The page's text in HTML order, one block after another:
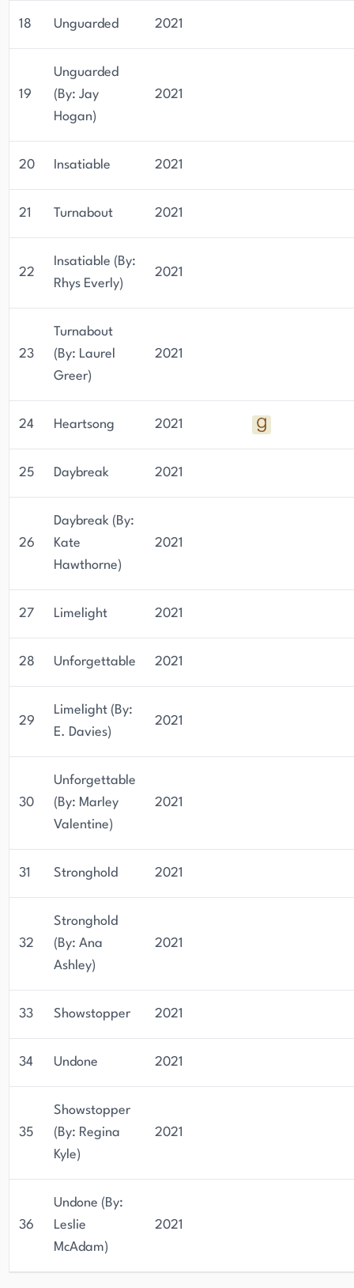
18 Unguarded 2021
19
Unguarded
(By: Jay
Hogan)
2021
20 Insatiable 2021
21 Turnabout 2021
22
Insatiable (By:
Rhys Everly)
2021
23
Turnabout
(By: Laurel
Greer)
2021
24 Heartsong 2021
25 Daybreak 2021
26
Daybreak (By:
Kate
Hawthorne)
2021
27 Limelight 2021
28 Unforgettable 2021
29
Limelight (By:
E. Davies)
2021
30
Unforgettable
(By: Marley
Valentine)
2021
31 Stronghold 2021
32
Stronghold
(By: Ana
Ashley)
2021
33 Showstopper 2021
34 Undone 2021
35
Showstopper
(By: Regina
Kyle)
2021
36
Undone (By:
Leslie
McAdam)
2021